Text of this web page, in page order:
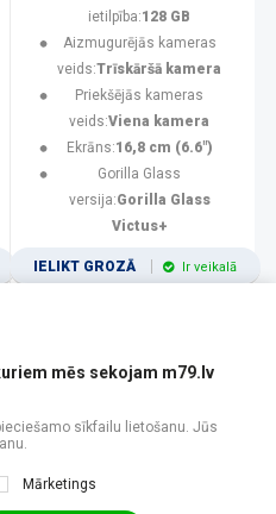
ietilpība:128 GB
Aizmugurējās kameras
veids:Trīskāršā kamera
Priekšējās kameras
veids:Viena kamera
Ekrāns:16,8 cm (6.6")
Gorilla Glass
versija:Gorilla Glass
Victus+
IELIKT GROZĀ Ir veikalā
5 6 7 8 9 10 11
mēs sekojam m79.lv
sīkfailu lietošanu. Jūs
Mārketings